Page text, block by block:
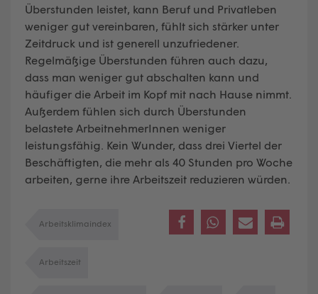
Überstunden leistet, kann Beruf und Privatleben
weniger gut vereinbaren, fühlt sich stärker unter
Zeitdruck und ist generell unzufriedener.
Regelmäßige Überstunden führen auch dazu,
dass man weniger gut abschalten kann und
häufiger die Arbeit im Kopf mit nach Hause nimmt.
Außerdem fühlen sich durch Überstunden
belastete ArbeitnehmerInnen weniger
leistungsfähig. Kein Wunder, dass drei Viertel der
Beschäftigten, die mehr als 40 Stunden pro Woche
arbeiten, gerne ihre Arbeitszeit reduzieren würden.
Arbeitsklimaindex
Arbeitszeit